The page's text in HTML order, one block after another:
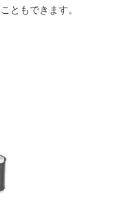
ともできます。